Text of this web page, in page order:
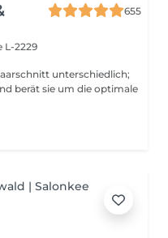
655
L-2229
unterschiedlich;
berät sie um die optimale